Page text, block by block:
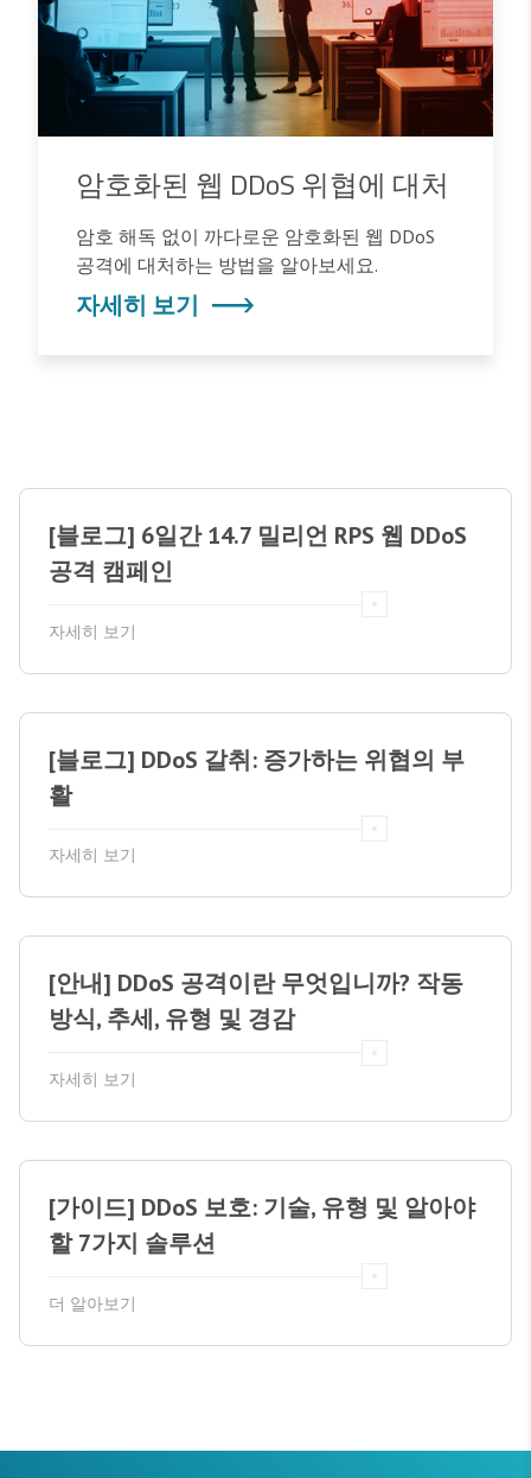
암호화된 웹 DDoS 위협에 대처
암호 해독 없이 까다로운 암호화된 웹 DDoS
공격에 대처하는 방법을 알아보세요.
자세히 보기
[블로그] 6일간 14.7 밀리언 RPS 웹 DDoS
공격 캠페인
자세히 보기
[블로그] DDoS 갈취: 증가하는 위협의 부
활
자세히 보기
[안내] DDoS 공격이란 무엇입니까? 작동
방식, 추세, 유형 및 경감
자세히 보기
[가이드] DDoS 보호: 기술, 유형 및 알아야
할 7가지 솔루션
더 알아보기